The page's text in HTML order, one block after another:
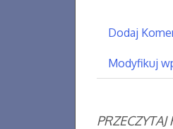
Dodaj
Modyfikuj